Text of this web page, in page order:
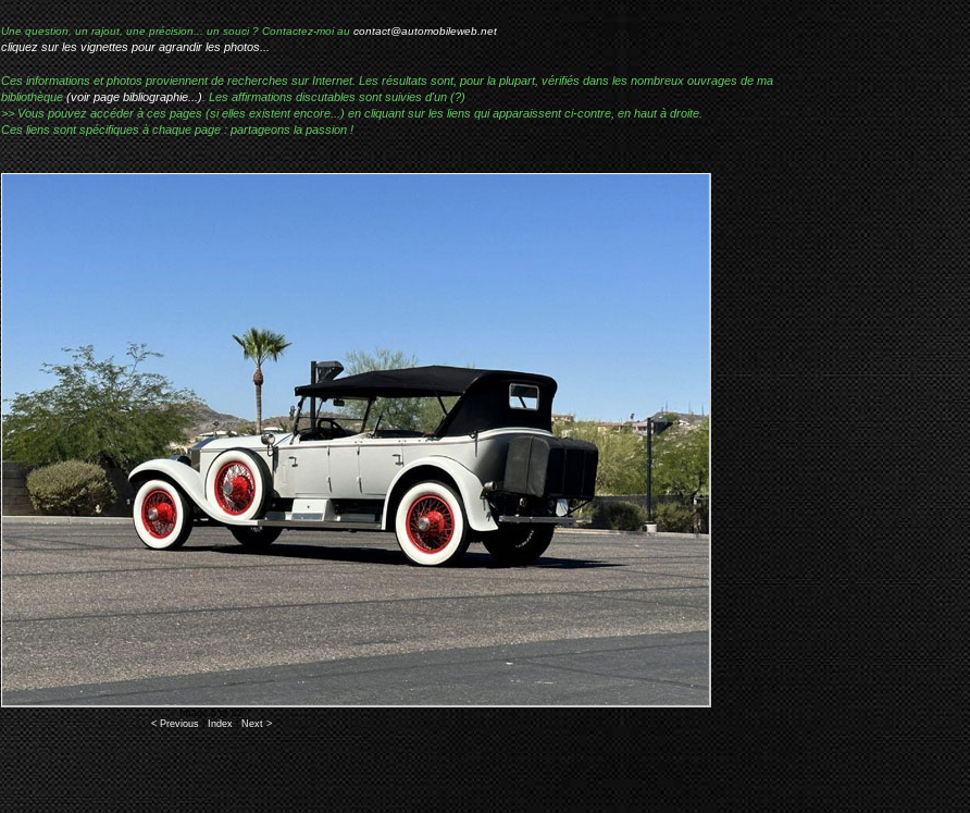
Une question, un rajout, une précision... un souci ? Contactez-moi aucontact@automobileweb.net
cliquez sur les vignettes pour agrandir les photos...
Ces informations et photos proviennent de recherches sur Internet. Les résultats sont, pour la plupart, vérifiés dans les nombreux ouvrages de ma
bibliothèque(voir page bibliographie...). Les affirmations discutables sont suivies d'un (?)
>> Vous pouvez accéder à ces pages (si elles existent encore...) en cliquant sur les liens qui apparaissent ci-contre, en haut à droite.
Ces liens sont spécifiques à chaque page : partageons la passion !
Image 6 of 82
< Previous| Index| Next >